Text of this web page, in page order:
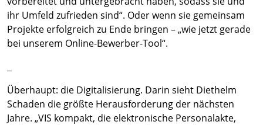
ihr Umfeld zufrieden sind“. Oder wenn sie gemeinsam
Projekte erfolgreich zu Ende bringen – „wie jetzt gerade
bei unserem Online-Bewerber-Tool“.
Überhaupt: die Digitalisierung. Darin sieht Diethelm
Schaden die größte Herausforderung der nächsten
Jahre. „VIS kompakt, die elektronische Personalakte,